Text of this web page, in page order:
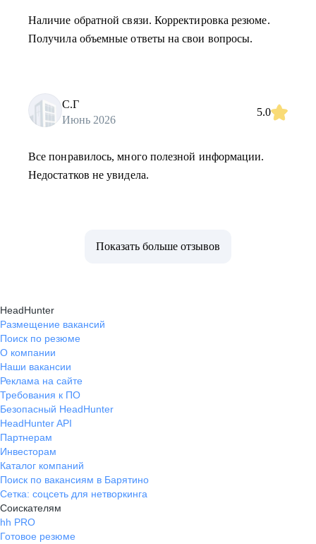
Наличие обратной связи. Корректировка резюме.
Получила объемные ответы на свои вопросы.
С.Г
Июнь 2026
5.0
Все понравилось, много полезной информации.
Недостатков не увидела.
Показать больше отзывов
HeadHunter
Размещение вакансий
Поиск по резюме
О компании
Наши вакансии
Реклама на сайте
Требования к ПО
Безопасный HeadHunter
HeadHunter API
Партнерам
Инвесторам
Каталог компаний
Поиск по вакансиям в Барятино
Сетка: соцсеть для нетворкинга
Соискателям
hh PRO
Готовое резюме